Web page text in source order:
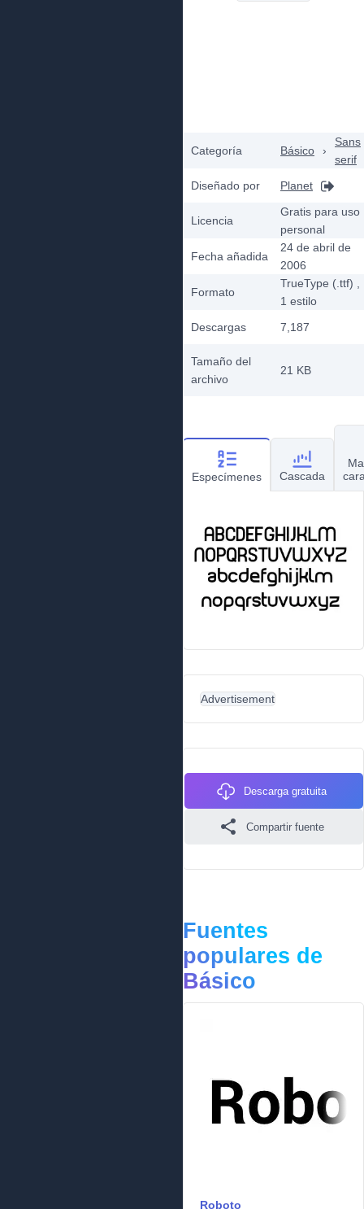
Categoría Básico ›
Sans
serif
Diseñado por
Planet
Licencia
Gratis para uso
personal
Fecha añadida
24 de abril de
2006
Formato
TrueType (.ttf)
1 estilo
Descargas
7,187
Tamaño del
archivo
21 KB
Especímenes Cascada
Advertisement
Descarga gratuita
Compartir fuente
Fuentes
populares de
Básico
Roboto